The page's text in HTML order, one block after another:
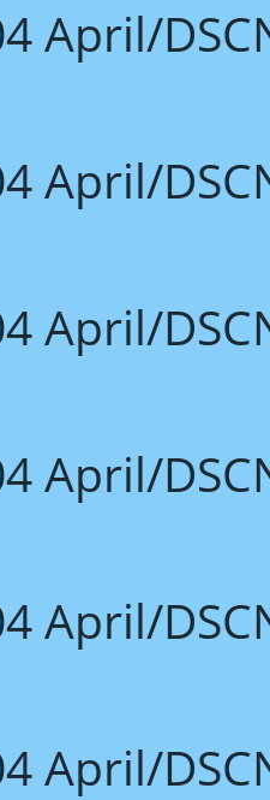
April/
April/
April/
April/
April/
April/